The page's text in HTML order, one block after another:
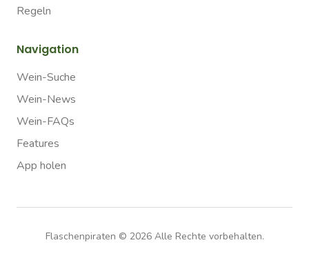
Regeln
Navigation
Wein-Suche
Wein-News
Wein-FAQs
Features
App holen
Flaschenpiraten © 2026Alle Rechte vorbehalten.